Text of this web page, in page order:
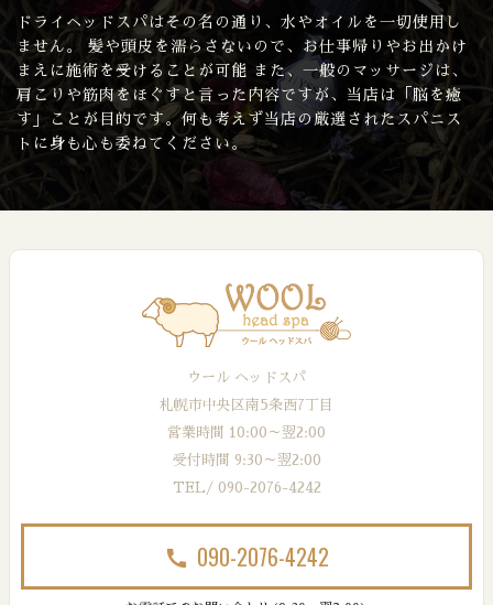
ドライヘッドスパはその名の通り、水やオイルを一切使用し
ません。 髪や頭皮を濡らさないので、お仕事帰りやお出かけ
まえに施術を受けることが可能 また、一般のマッサージは、
肩こりや筋肉をほぐすと言った内容ですが、当店は「脳を癒
す」ことが目的です。何も考えず当店の厳選されたスパニス
トに身も心も委ねてください。
ウール ヘッドスパ
札幌市中央区南5条西7丁目
営業時間 10:00～翌2:00
受付時間 9:30～翌2:00
TEL/ 090-2076-4242
call 090-2076-4242